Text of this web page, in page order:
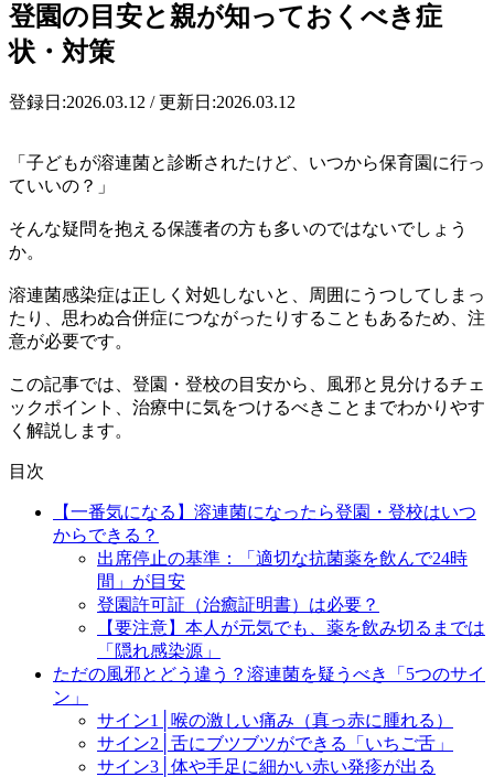
登園の目安と親が知っておくべき症
状・対策
登録日:2026.03.12 /更新日:2026.03.12
「子どもが溶連菌と診断されたけど、いつから保育園に行っ
ていいの？」
そんな疑問を抱える保護者の方も多いのではないでしょう
か。
溶連菌感染症は正しく対処しないと、周囲にうつしてしまっ
たり、思わぬ合併症につながったりすることもあるため、注
意が必要です。
この記事では、登園・登校の目安から、風邪と見分けるチェ
ックポイント、治療中に気をつけるべきことまでわかりやす
く解説します。
目次
【一番気になる】溶連菌になったら登園・登校はいつ
からできる？
出席停止の基準：「適切な抗菌薬を飲んで24時
間」が目安
登園許可証（治癒証明書）は必要？
【要注意】本人が元気でも、薬を飲み切るまでは
「隠れ感染源」
ただの風邪とどう違う？溶連菌を疑うべき「5つのサイ
ン」
サイン1│喉の激しい痛み（真っ赤に腫れる）
サイン2│舌にブツブツができる「いちご舌」
サイン3│体や手足に細かい赤い発疹が出る